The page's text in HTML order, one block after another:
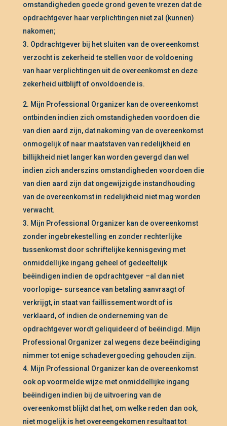
omstandigheden goede grond geven te vrezen dat de
opdrachtgever haar verplichtingen niet zal (kunnen)
nakomen;
Opdrachtgever bij het sluiten van de overeenkomst
verzocht is zekerheid te stellen voor de voldoening
van haar verplichtingen uit de overeenkomst en deze
zekerheid uitblijft of onvoldoende is.
Mijn Professional Organizer kan de overeenkomst
ontbinden indien zich omstandigheden voordoen die
van dien aard zijn, dat nakoming van de overeenkomst
onmogelijk of naar maatstaven van redelijkheid en
billijkheid niet langer kan worden gevergd dan wel
indien zich anderszins omstandigheden voordoen die
van dien aard zijn dat ongewijzigde instandhouding
van de overeenkomst in redelijkheid niet mag worden
verwacht.
Mijn Professional Organizer kan de overeenkomst
zonder ingebrekestelling en zonder rechterlijke
tussenkomst door schriftelijke kennisgeving met
onmiddellijke ingang geheel of gedeeltelijk
beëindigen indien de opdrachtgever –al dan niet
voorlopige- surseance van betaling aanvraagt of
verkrijgt, in staat van faillissement wordt of is
verklaard, of indien de onderneming van de
opdrachtgever wordt geliquideerd of beëindigd. Mijn
Professional Organizer zal wegens deze beëindiging
nimmer tot enige schadevergoeding gehouden zijn.
Mijn Professional Organizer kan de overeenkomst
ook op voormelde wijze met onmiddellijke ingang
beëindigen indien bij de uitvoering van de
overeenkomst blijkt dat het, om welke reden dan ook,
niet mogelijk is het overeengekomen resultaat tot